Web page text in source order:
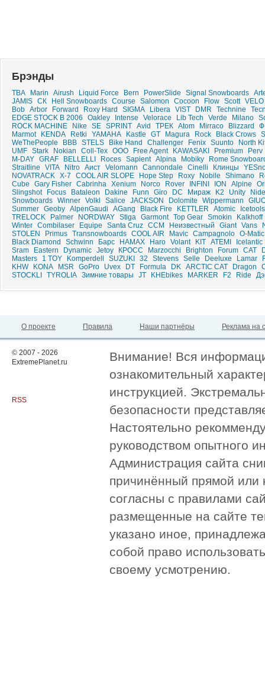
Брэнды
TBA Marin Airush Liquid Force Bern PowerSlide Signal Snowboards
JAMIS СК Hell Snowboards Course Salomon Cocoon Flow Scott VELO
Bob Arbor Forward Roxy Hard SIGMA Libera VIST DMR Technine
EDGE STOCK B 2006
Oakley Intense Velorace Lib Tech Verde Milano
ROCK MACHINE
Nike SE SPRINT Avid ТРЕК Atom Mirraco Blizzard
Marmot
KENDA Retki YAMAHA Kastle GT Magura Rock Black Crows
WeThePeople
ВВВ STELS Bike Hand Challenger Fenix Suunto
North
UMF Stark Nokian Coll-Tex ООО Free Agent KAWASAKI Premium
Perv
M-DAY GRAF BELLELLI Roces Sapient Alpina Mobiky
Rome
Straitline
VITA Nitro Аист Velomann Cannondale Cinelli Клинцы
NOVATRACK X-7 COOL AIR SLOPE Hope Step Roxy Nobile Shimano
Cube
Gary Fisher Cabrinha Xenium Norco Rover INFINI ION Alpine
Slingshot
Focus Bataleon Dakine Funn Giro DC Мираж K2 Unity
Snowboards Winner Volkl Salice JACKSON Dolomite Wippermann
Summer Geoby AlpenGaudi AGang Black Fire KETTLER Atomic
Icetools
TRELOCK
Palmer NORDWAY Stiga Garmont Top Gear Smokin
Kalkhoff
Winter Combilaser Equipe Santa Cruz CCM Неизвестный Giant Vans
STOLEN
Primus Transnowboards COOL AIR Mavic Campagnolo O-Matic
Black Diamond
Schwinn Барс HAMAX Haro Volant KIT ATEMI
Icelantic
Sram
Eastern Dynamic Jetoy КРОСС Marzocchi Brighton Forum CAT
Masters
1 TOY Komperdell SUZUKI 32 Stevens Selle Deeluxe Lamar
KHW
KONA MSR GoPro Uvex DT Formula DK ARCTIC CAT Dragon
STOCKLI
TYROLIA Зимние товары JT KHEbikes MARKER F2 Ride
О проекте Правила Наши партнёры Реклама на
© 2007 - 2026
ExtremePlanet.ru
RSS
Внимание! Вся
ознакомительный
инструкцией.
безопасности
Настоятельно
руководством опытного
Администрация сайта
причинённый прямой или
согласны с правилами
размещенные на сайте
указано иное,
собой право
своему усмотрению.